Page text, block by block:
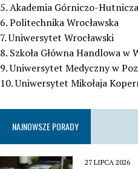
5. Akademia Górniczo-
6. Politechnika Wrocławska
7. Uniwersytet Wrocławski
8. Szkoła Główna Handlowa w
9. Uniwersytet Medyczny w
10. Uniwersytet Mikołaja
NAJNOWSZE PORADY
27 LIPCA 2026